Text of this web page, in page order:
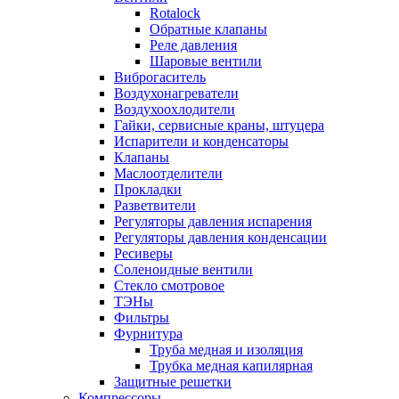
Rotalock
Обратные клапаны
Реле давления
Шаровые вентили
Виброгаситель
Воздухонагреватели
Воздухоохлодители
Гайки, сервисные краны, штуцера
Испарители и конденсаторы
Клапаны
Маслоотделители
Прокладки
Разветвители
Регуляторы давления испарения
Регуляторы давления конденсации
Ресиверы
Соленоидные вентили
Стекло смотровое
ТЭНы
Фильтры
Фурнитура
Труба медная и изоляция
Трубка медная капилярная
Защитные решетки